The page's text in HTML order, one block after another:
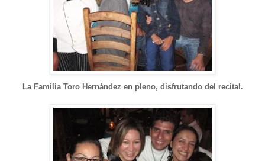
La Familia Toro Hernández en pleno, disfrutandodel recital.